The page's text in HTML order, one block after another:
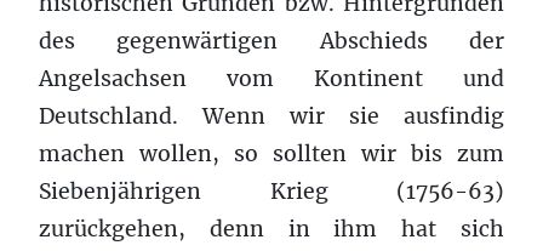
des gegenwärtigen Abschieds der
Angelsachsen vom Kontinent und
Deutschland. Wenn wir sie ausfindig
machen wollen, so sollten wir bis zum
Siebenjährigen Krieg (1756-63)
zurückgehen, denn in ihm hat sich